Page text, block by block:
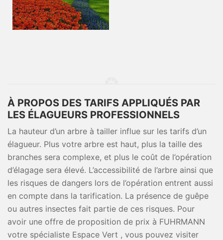
À PROPOS DES TARIFS APPLIQUÉS PAR
LES ÉLAGUEURS PROFESSIONNELS
La hauteur d’un arbre à tailler influe sur les tarifs d’un
élagueur. Plus votre arbre est haut, plus la taille des
branches sera complexe, et plus le coût de l’opération
d’élagage sera élevé. L’accessibilité de l’arbre ainsi que
les risques de dangers lors de l’opération entrent aussi
en compte dans la tarification. La présence de guêpe
ou autres insectes fait partie de ces risques. Pour
avoir une offre de proposition de prix à FUHRMANN
votre spécialiste Espace Vert , vous pouvez visiter